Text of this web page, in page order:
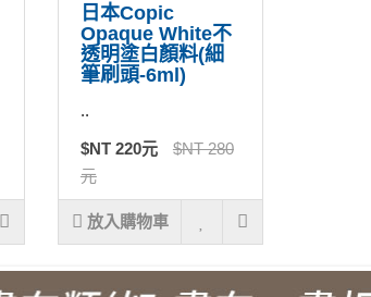
日本Copic
Opaque White不
透明塗白顏料(細
筆刷頭-6ml)
..
$NT 220元
$NT 280
元
放入購物車